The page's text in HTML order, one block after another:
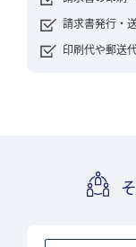
請求書発行・
印刷代や郵送